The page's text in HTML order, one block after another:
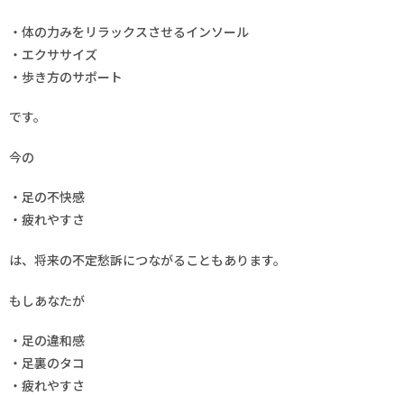
・体の力みをリラックスさせるインソール
・エクササイズ
・歩き方のサポート
です。
今の
・足の不快感
・疲れやすさ
は、将来の不定愁訴につながることもあります。
もしあなたが
・足の違和感
・足裏のタコ
・疲れやすさ